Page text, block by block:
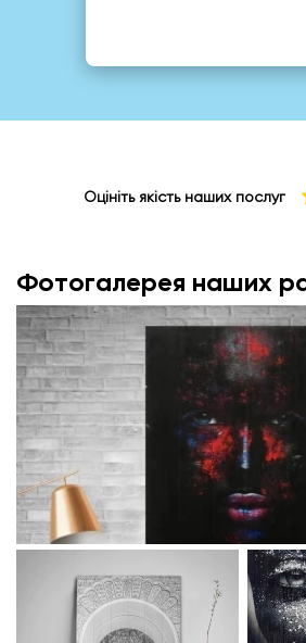
Оцініть якість наших послуг
Фотогалерея наших